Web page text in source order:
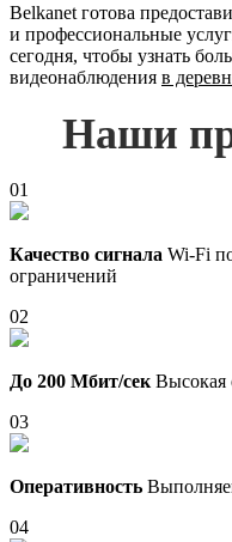
Belkanet готова
и профессиональные
сегодня, чтобы узнать
видеонаблюдения в
Наши
01
Качество сигнала Wi-Fi
ограничений
02
До 200 Мбит/сек Высокая
03
Оперативность
04